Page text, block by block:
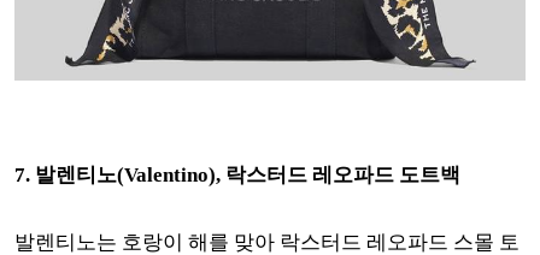
7. 발렌티노(Valentino), 락스터드 레오파드 도트백
발렌티노는 호랑이 해를 맞아 락스터드 레오파드 스몰 토